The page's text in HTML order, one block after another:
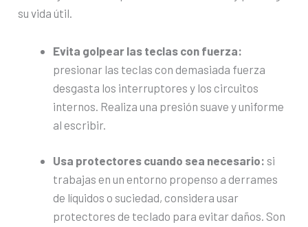
su vida útil.
Evita golpear las teclas con fuerza:
presionar las teclas con demasiada fuerza
desgasta los interruptores y los circuitos
internos. Realiza una presión suave y uniforme
al escribir.
Usa protectores cuando sea necesario: si
trabajas en un entorno propenso a derrames
de líquidos o suciedad, considera usar
protectores de teclado para evitar daños. Son